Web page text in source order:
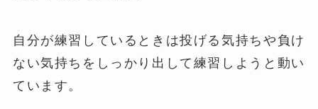
自分が練習しているときは投げる気持ちや負け
ない気持ちをしっかり出して練習しようと動い
ています。